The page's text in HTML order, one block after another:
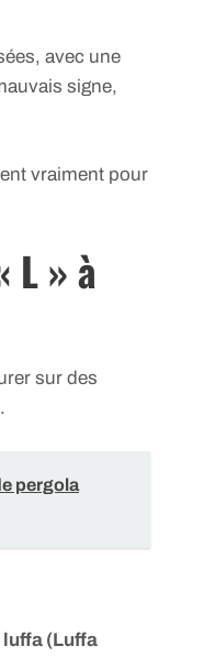
avec une
signe,
vraiment pour
L » à
sur des
.
pergola
luffa (Luffa